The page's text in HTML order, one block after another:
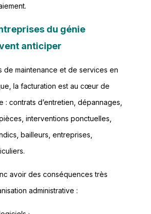
du génie
anticiper
de maintenance et de services en
la facturation est au cœur de
: contrats d’entretien, dépannages,
interventions ponctuelles,
bailleurs, entreprises,
avoir des conséquences très
administrative :